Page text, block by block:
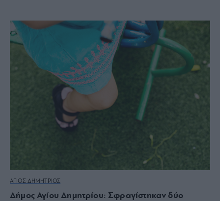
ΑΓΙΟΣ ΔΗΜΗΤΡΙΟΣ
Δήμος Αγίου Δημητρίου: Σφραγίστηκαν δύο